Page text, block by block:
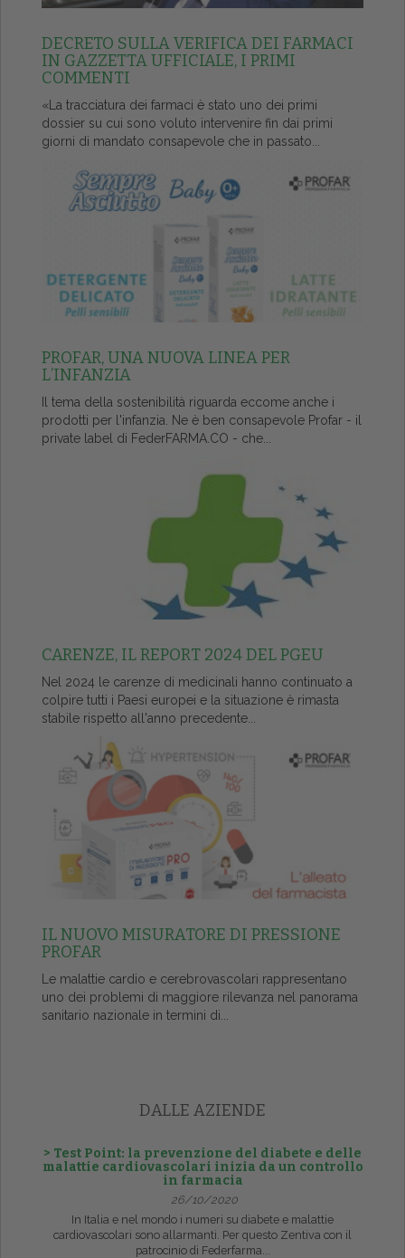
DECRETO SULLA VERIFICA DEI FARMACI
IN GAZZETTA UFFICIALE, I PRIMI
COMMENTI
«La tracciatura dei farmaci è stato uno dei primi
dossier su cui sono voluto intervenire fin dai primi
giorni di mandato consapevole che in passato...
PROFAR, UNA NUOVA LINEA PER
L’INFANZIA
Il tema della sostenibilità riguarda eccome anche i
prodotti per l'infanzia. Ne è ben consapevole Profar - il
private label di FederFARMA.CO - che...
CARENZE, IL REPORT 2024 DEL PGEU
Nel 2024 le carenze di medicinali hanno continuato a
colpire tutti i Paesi europei e la situazione è rimasta
stabile rispetto all'anno precedente...
IL NUOVO MISURATORE DI PRESSIONE
PROFAR
Le malattie cardio e cerebrovascolari rappresentano
uno dei problemi di maggiore rilevanza nel panorama
sanitario nazionale in termini di...
DALLE AZIENDE
> Test Point: la prevenzione del diabete e delle
malattie cardiovascolari inizia da un controllo
in farmacia
26/10/2020
In Italia e nel mondo i numeri su diabete e malattie
cardiovascolari sono allarmanti. Per questo Zentiva con il
patrocinio di Federfarma...